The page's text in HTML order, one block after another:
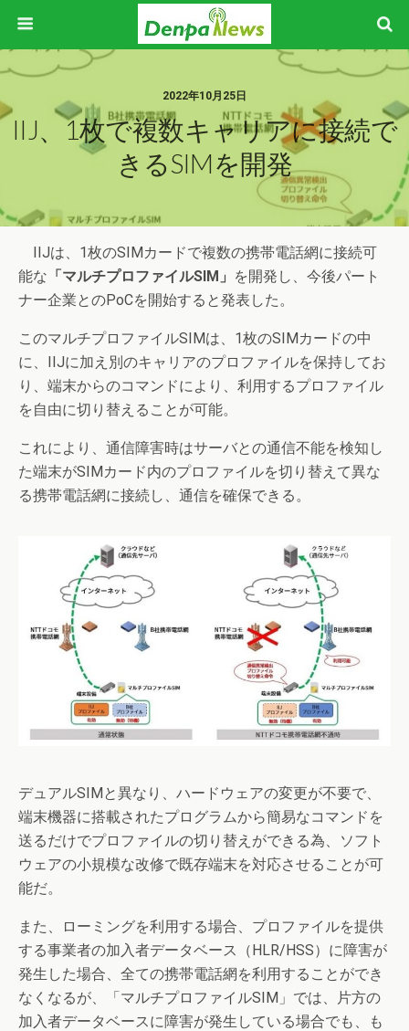
2022年10月25日
IIJ、1枚で複数キャリアに接続で
きるSIMを開発
IIJは、1枚のSIMカードで複数の携帯電話網に接続可
能な 「マルチプロファイルSIM」 を開発し、今後パート
ナー企業とのPoCを開始すると発表した。
このマルチプロファイルSIMは、1枚のSIMカードの中
に、IIJに加え別のキャリアのプロファイルを保持してお
り、端末からのコマンドにより、利用するプロファイル
を自由に切り替えることが可能。
これにより、通信障害時はサーバとの通信不能を検知し
た端末がSIMカード内のプロファイルを切り替えて異な
る携帯電話網に接続し、通信を確保できる。
デュアルSIMと異なり、ハードウェアの変更が不要で、
端末機器に搭載されたプログラムから簡易なコマンドを
送るだけでプロファイルの切り替えができる為、ソフト
ウェアの小規模な改修で既存端末を対応させることが可
能だ。
また、ローミングを利用する場合、プロファイルを提供
する事業者の加入者データベース（HLR/HSS）に障害が
発生した場合、全ての携帯電話網を利用することができ
なくなるが、「マルチプロファイルSIM」では、片方の
加入者データベースに障害が発生している場合でも、も